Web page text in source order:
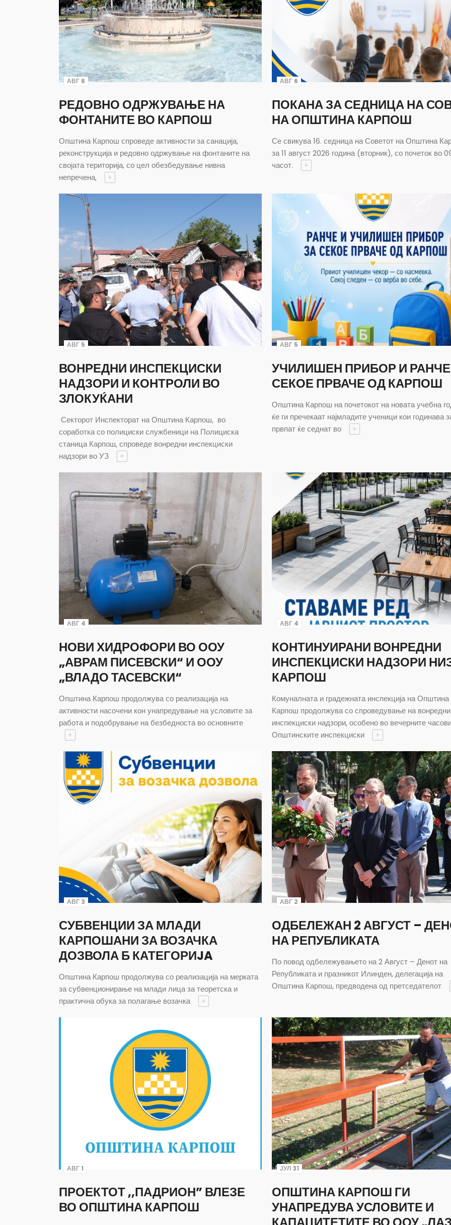
АВГ 6
РЕДОВНО ОДРЖУВАЊЕ НА
ФОНТАНИТЕ ВО КАРПОШ
Општина Карпош спроведе активности за санација,
реконструкција и редовно одржување на фонтаните на
својата територија, со цел обезбедување нивна
непречена,
+
АВГ 6
ПОКАНА ЗА СЕДНИЦА НА
НА ОПШТИНА КАРПОШ
Се свикува 16. седница на Советот на Општина
за 11 август 2026 година (вторник), со почеток во
часот.
+
АВГ 5
ВОНРЕДНИ ИНСПЕКЦИСКИ
НАДЗОРИ И КОНТРОЛИ ВО
ЗЛОКУЌАНИ
Секторот Инспекторат на Општина Карпош, во
соработка со полициски службеници на Полициска
станица Карпош, спроведе вонредни инспекциски
надзори во УЗ
+
АВГ 5
УЧИЛИШЕН ПРИБОР И
СЕКОЕ ПРВАЧЕ ОД КАРПОШ
Општина Карпош на почетокот на новата учебна
ќе ги пречекаат најмладите ученици кои годинава
првпат ќе седнат во
+
АВГ 4
НОВИ ХИДРОФОРИ ВО ООУ
„АВРАМ ПИСЕВСКИ“ И ООУ
„ВЛАДО ТАСЕВСКИ“
Општина Карпош продолжува со реализација на
активности насочени кон унапредување на условите за
работа и подобрување на безбедноста во основните
+
АВГ 4
КОНТИНУИРАНИ ВОНРЕДНИ
ИНСПЕКЦИСКИ НАДЗОРИ
КАРПОШ
Комуналната и градежната инспекција на Општина
Карпош продолжува со спроведување на вонредни
инспекциски надзори, особено во вечерните
Општинските инспекциски
+
АВГ 3
СУБВЕНЦИИ ЗА МЛАДИ
КАРПОШАНИ ЗА ВОЗАЧКА
ДОЗВОЛА Б КАТЕГОРИJA
Општина Карпош продолжува со реализација на мерката
за субвенционирање на млади лица за теоретска и
практична обука за полагање возачка
+
АВГ 2
ОДБЕЛЕЖАН 2 АВГУСТ –
НА РЕПУБЛИКАТА
По повод одбележувањето на 2 Август – Денот на
Републиката и празникот Илинден, делегација на
Општина Карпош, предводена од претседателот
АВГ 1
ПРОЕКТОТ ,,ПАДРИОН” ВЛЕЗЕ
ВО ОПШТИНА КАРПОШ
ЈУЛ 31
ОПШТИНА КАРПОШ ГИ
УНАПРЕДУВА УСЛОВИТЕ И